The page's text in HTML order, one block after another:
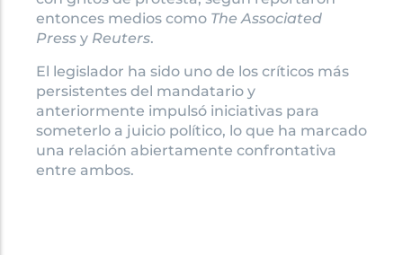
entonces medios como The Associated
Press y Reuters.
El legislador ha sido uno de los críticos más
persistentes del mandatario y
anteriormente impulsó iniciativas para
someterlo a juicio político, lo que ha marcado
una relación abiertamente confrontativa
entre ambos.